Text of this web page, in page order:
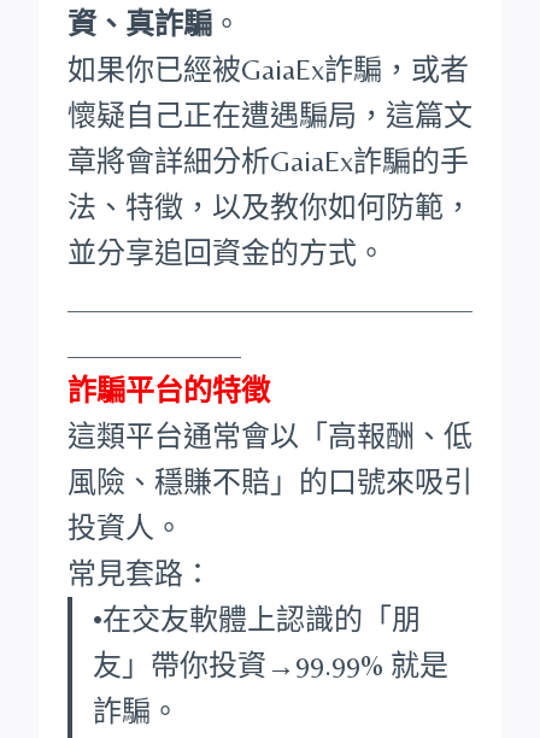
資、真詐騙 。
如果你已經被GaiaEx詐騙，或者
懷疑自己正在遭遇騙局，這篇文
章將會詳細分析GaiaEx詐騙的手
法、特徵，以及教你如何防範，
並分享追回資金的方式。
詐騙平台的特徵
這類平台通常會以「高報酬、低
風險、穩賺不賠」的口號來吸引
投資人。
常見套路：
•在交友軟體上認識的「朋
友」帶你投資→99.99% 就是
詐騙。